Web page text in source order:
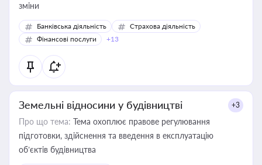
зміни
Банківська діяльність
Страхова діяльність
Фінансові послуги
+13
Земельні відносини у будівництві +3
Про що тема: Тема охоплює правове регулювання
підготовки, здійснення та введення в експлуатацію
об’єктів будівництва